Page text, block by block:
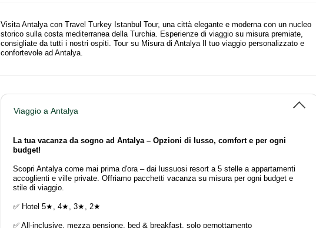
Visita Antalya con Travel Turkey Istanbul Tour, una città elegante e moderna con un nucleo
storico sulla costa mediterranea della Turchia. Esperienze di viaggio su misura premiate,
consigliate da tutti i nostri ospiti. Tour su Misura di Antalya Il tuo viaggio personalizzato e
confortevole ad Antalya.
Viaggio a Antalya
La tua vacanza da sogno ad Antalya – Opzioni di lusso, comfort e per ogni
budget!
Scopri Antalya come mai prima d'ora – dai lussuosi resort a 5 stelle a appartamenti
accoglienti e ville private. Offriamo pacchetti vacanza su misura per ogni budget e
stile di viaggio.
✅ Hotel 5★, 4★, 3★, 2★
✅ All-inclusive, mezza pensione, bed & breakfast, solo pernottamento